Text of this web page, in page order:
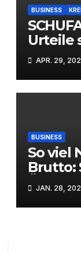
BUSINESS
Urteile
System
APR. 29,
BUSINESS
So viel
Brutto:
JAN. 28,